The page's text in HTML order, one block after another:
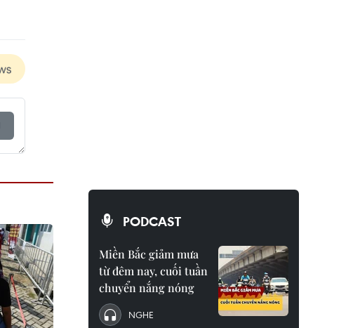
PODCAST
Miền Bắc giảm mưa
từ đêm nay, cuối tuần
chuyển nắng nóng
NGHE